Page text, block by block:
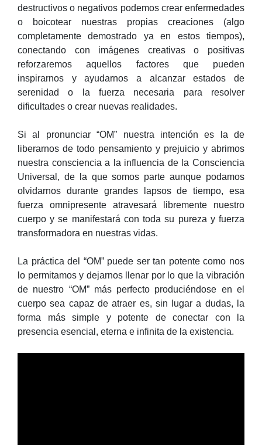
destructivos o negativos podemos crear enfermedades
o boicotear nuestras propias creaciones (algo
completamente demostrado ya en estos tiempos),
conectando con imágenes creativas o positivas
reforzaremos aquellos factores que pueden
inspirarnos y ayudarnos a alcanzar estados de
serenidad o la fuerza necesaria para resolver
dificultades o crear nuevas realidades.
Si al pronunciar “OM” nuestra intención es la de
liberarnos de todo pensamiento y prejuicio y abrimos
nuestra consciencia a la influencia de la Consciencia
Universal, de la que somos parte aunque podamos
olvidarnos durante grandes lapsos de tiempo, esa
fuerza omnipresente atravesará libremente nuestro
cuerpo y se manifestará con toda su pureza y fuerza
transformadora en nuestras vidas.
La práctica del “OM” puede ser tan potente como nos
lo permitamos y dejarnos llenar por lo que la vibración
de nuestro “OM” más perfecto produciéndose en el
cuerpo sea capaz de atraer es, sin lugar a dudas, la
forma más simple y potente de conectar con la
presencia esencial, eterna e infinita de la existencia.